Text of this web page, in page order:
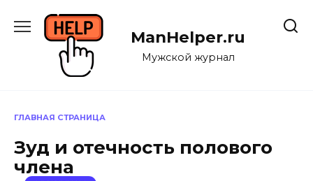
содержанию
ManHelper.ru
Мужской журнал
ГЛАВНАЯ СТРАНИЦА
Зуд и отечность полового
члена